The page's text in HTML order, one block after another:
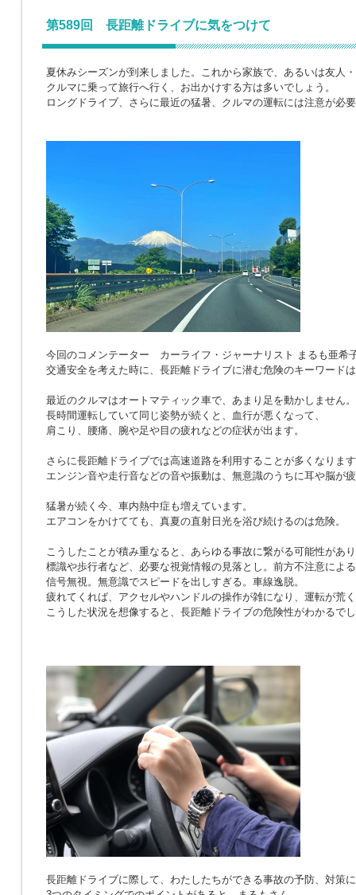
第589回 長距離ドライブに気をつけて
夏休みシーズンが到来しました。これから家族で、あるいは友人
クルマに乗って旅行へ行く、お出かけする方は多いでしょう。
ロングドライブ、さらに最近の猛暑、クルマの運転には注意が必
今回のコメンテーター カーライフ・ジャーナリスト まるも亜希
交通安全を考えた時に、長距離ドライブに潜む危険のキーワード
最近のクルマはオートマティック車で、あまり足を動かしません。
長時間運転していて同じ姿勢が続くと、血行が悪くなって、
肩こり、腰痛、腕や足や目の疲れなどの症状が出ます。
さらに長距離ドライブでは高速道路を利用することが多くなりま
エンジン音や走行音などの音や振動は、無意識のうちに耳や脳が
猛暑が続く今、車内熱中症も増えています。
エアコンをかけてても、真夏の直射日光を浴び続けるのは危険。
こうしたことが積み重なると、あらゆる事故に繋がる可能性があ
標識や歩行者など、必要な視覚情報の見落とし。前方不注意によ
信号無視。無意識でスピードを出しすぎる。車線逸脱。
疲れてくれば、アクセルやハンドルの操作が雑になり、運転が荒
こうした状況を想像すると、長距離ドライブの危険性がわかるで
長距離ドライブに際して、わたしたちができる事故の予防、対策